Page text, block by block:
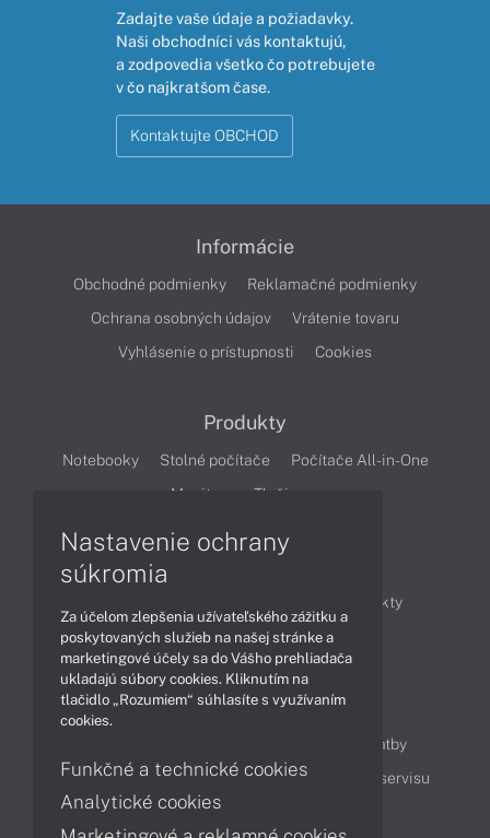
Zadajte vaše údaje a požiadavky.
Naši obchodníci vás kontaktujú,
a zodpovedia všetko čo potrebujete
v čo najkratšom čase.
Kontaktujte OBCHOD
Informácie
Obchodné podmienky
Reklamačné podmienky
Ochrana osobných údajov
Vrátenie tovaru
Vyhlásenie o prístupnosti
Cookies
Produkty
Notebooky Stolné počítače
Počítače All-in-One
Monitory
Tlačiarne
Produkty
Technológie
Videá
Obsah
Možnosti doručenia a platby
Podpora a servis
Servisné služby Cenník servisu
Nastavenie ochrany
súkromia
Za účelom zlepšenia užívateľského zážitku a
poskytovaných služieb na našej stránke a
marketingové účely sa do Vášho prehliadača
ukladajú súbory cookies. Kliknutím na
tlačidlo „Rozumiem“ súhlasíte s využívaním
cookies.
Funkčné a technické cookies
Analytické cookies